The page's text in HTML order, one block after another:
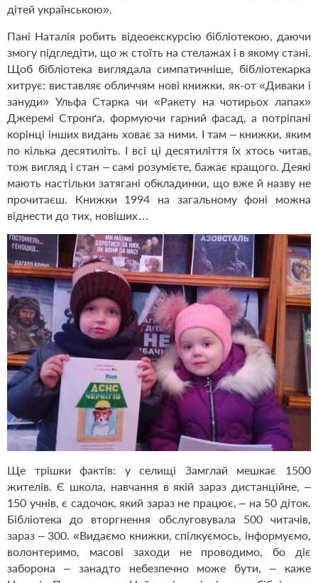
дітей українською».
Пані Наталія робить відеоекскурсію бібліотекою, даючи
змогу підгледіти, що ж стоїть на стелажах і в якому стані.
Щоб бібліотека виглядала симпатичніше, бібліотекарка
хитрує: виставляє обличчям нові книжки, як-от «Диваки і
зануди» Ульфа Старка чи «Ракету на чотирьох лапах»
Джеремі Стронґа, формуючи гарний фасад, а потріпані
корінці інших видань ховає за ними. І там – книжки, яким
по кілька десятиліть. І всі ці десятиліття їх хтось читав,
тож вигляд і стан – самі розумієте, бажає кращого. Деякі
мають настільки затягані обкладинки, що вже й назву не
прочитаєш. Книжки 1994 на загальному фоні можна
віднести до тих, новіших…
Ще трішки фактів: у селищі Замглай мешкає 1500
жителів. Є школа, навчання в якій зараз дистанційне, –
150 учнів, є садочок, який зараз не працює, – на 50 діток.
Бібліотека до вторгнення обслуговувала 500 читачів,
зараз – 300. «Видаємо книжки, спілкуємось, інформуємо,
волонтеримо, масові заходи не проводимо, бо діє
заборона – занадто небезпечно може бути, – каже